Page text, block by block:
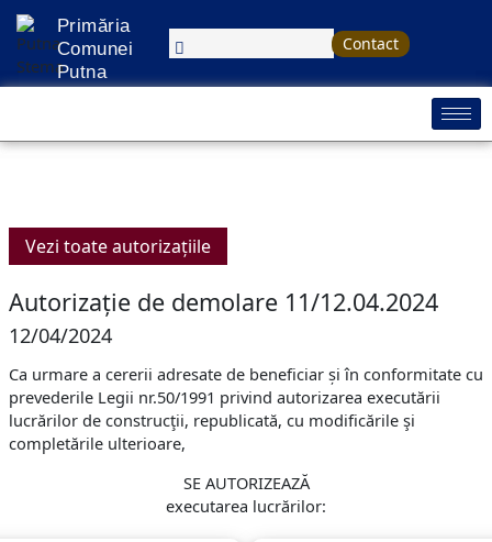
Treci
conținut
Primăria
Comunei
Putna
Contact
Vezi toate autorizațiile
Autorizație de demolare 11/12.04.2024
12/04/2024
Ca urmare a cererii adresate de beneficiar și în conformitate cu
prevederile Legii nr.50/1991 privind autorizarea executării
lucrărilor de construcţii, republicată, cu modificările şi
completările ulterioare,
SE AUTORIZEAZĂ
executarea lucrărilor: